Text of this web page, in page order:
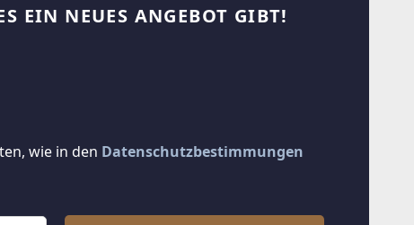
EIN NEUES ANGEBOT GIBT!
wie in den Datenschutzbestimmungen